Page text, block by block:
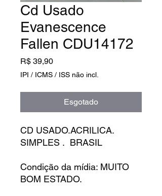
Cd Usado
Evanescence
Fallen CDU14172
R$ 39,90Preço
IPI / ICMS / ISS não incl.
Esgotado
CD USADO.ACRILICA.
SIMPLES . BRASIL
Condição da mídia: MUITO
BOM ESTADO.